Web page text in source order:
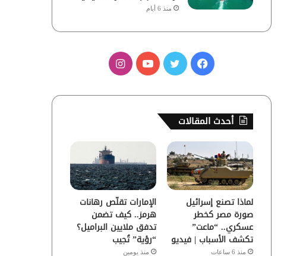
منذ 6 أيام
ف
س
و
ك
ي
ر
ب
ا
ق
ر
ا
م
أحدث المقالات
لماذا تصنع إسرائيل
صورة مصر كخطر
عسكري.. “ماعت”
تكشف الأسباب | فيديو
منذ 6 ساعات
الإمارات تقلّص رهانات
هرمز.. كيف تضمن
تدفق ملايين البراميل؟
“رؤية” تُجيب
منذ يومين